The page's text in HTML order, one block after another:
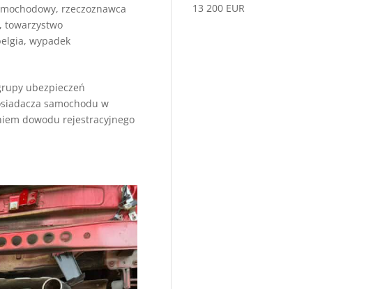
, rzeczoznawca
, towarzystwo
, wypadek
ubezpieczeń
samochodu w
dowodu rejestracyjnego
13 200 EUR